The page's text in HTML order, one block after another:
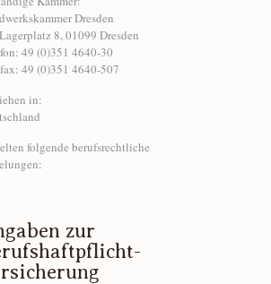
Dresden
8, 01099 Dresden
49 (0)351 4640-30
49 (0)351 4640-507
in:
folgende berufsrechtliche
zur